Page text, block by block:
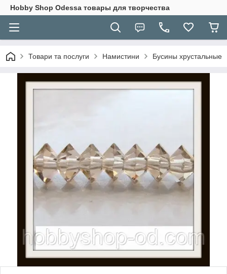
Hobbу Shop Odessa товары для творчества
Товари та послуги Намистини Бусины хрустальные